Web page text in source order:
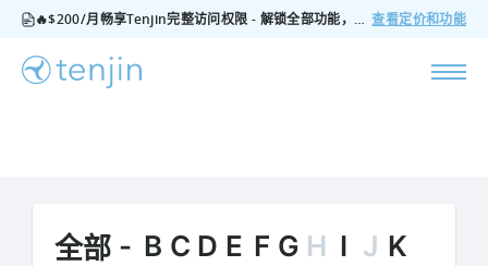
🔥$200/月畅享Tenjin完整访问权限 - 解锁全部功能，无隐藏费用，随时可取消 查看定价和功能
全部 - B C D E F G H I J K